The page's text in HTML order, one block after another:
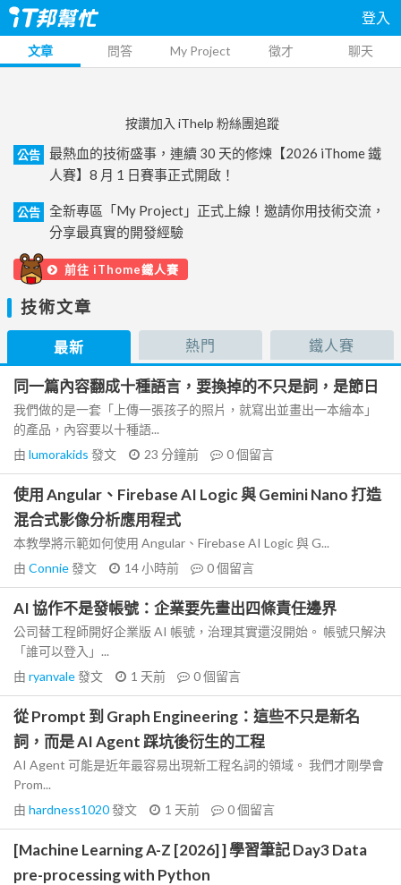
登入
文章 問答 My Project 徵才 聊天
按讚加入 iThelp 粉絲團追蹤
公告
最熱血的技術盛事，連續 30 天的修煉【2026 iThome 鐵
人賽】8 月 1 日賽事正式開啟！
公告
全新專區「My Project」正式上線！邀請你用技術交流，
分享最真實的開發經驗
前往 iThome鐵人賽
技術文章
最新 熱門 鐵人賽
同一篇內容翻成十種語言，要換掉的不只是詞，是節日
我們做的是一套「上傳一張孩子的照片，就寫出並畫出一本繪本」
的產品，內容要以十種語...
由 lumorakids 發文 23 分鐘前 0個留言
使用 Angular、Firebase AI Logic 與 Gemini Nano 打造
混合式影像分析應用程式
本教學將示範如何使用 Angular、Firebase AI Logic 與 G...
由 Connie發文 14 小時前 0個留言
AI 協作不是發帳號：企業要先畫出四條責任邊界
公司替工程師開好企業版 AI 帳號，治理其實還沒開始。 帳號只解決
「誰可以登入」...
由 ryanvale發文 1 天前 0個留言
從 Prompt 到 Graph Engineering：這些不只是新名
詞，而是 AI Agent 踩坑後衍生的工程
AI Agent 可能是近年最容易出現新工程名詞的領域。 我們才剛學會
Prom...
由 hardness1020發文 1 天前 0個留言
[Machine Learning A-Z [2026] ] 學習筆記 Day3 Data
pre-processing with Python